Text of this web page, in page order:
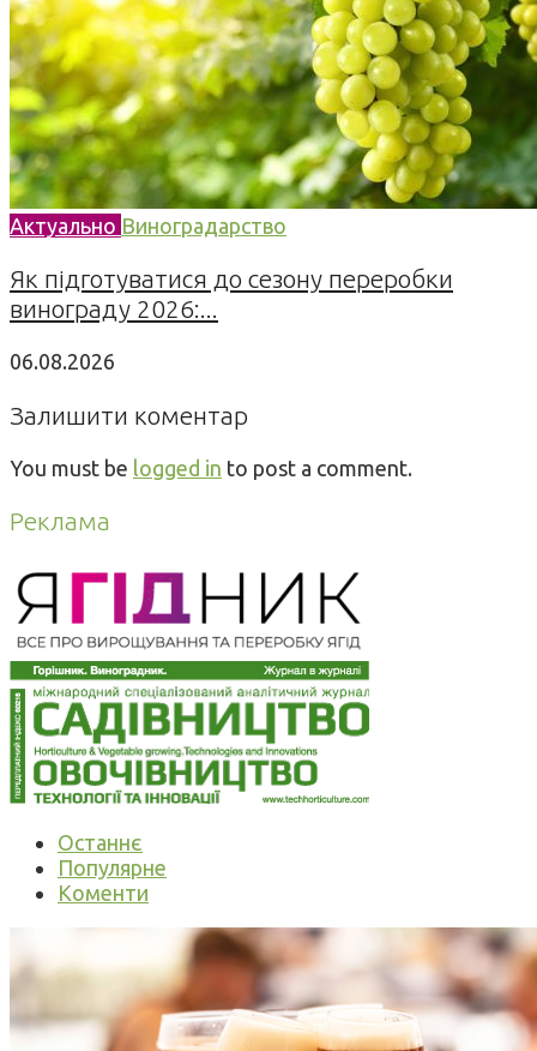
Актуально Виноградарство
Як підготуватися до сезону переробки
винограду 2026:...
06.08.2026
Залишити коментар
You must be logged in to post a comment.
Реклама
Останнє
Популярне
Коменти